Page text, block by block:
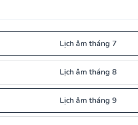
Lịch âm tháng 7
Lịch âm tháng 8
Lịch âm tháng 9